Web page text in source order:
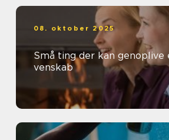
08. oktober 2025
Små ting der kan
venskab